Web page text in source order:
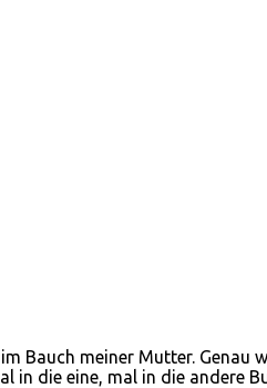
Bauch meiner Mutter. Genau
in die eine, mal in die andere